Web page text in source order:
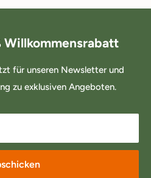
Willkommensrabatt
für unseren Newsletter und
zu exklusiven Angeboten.